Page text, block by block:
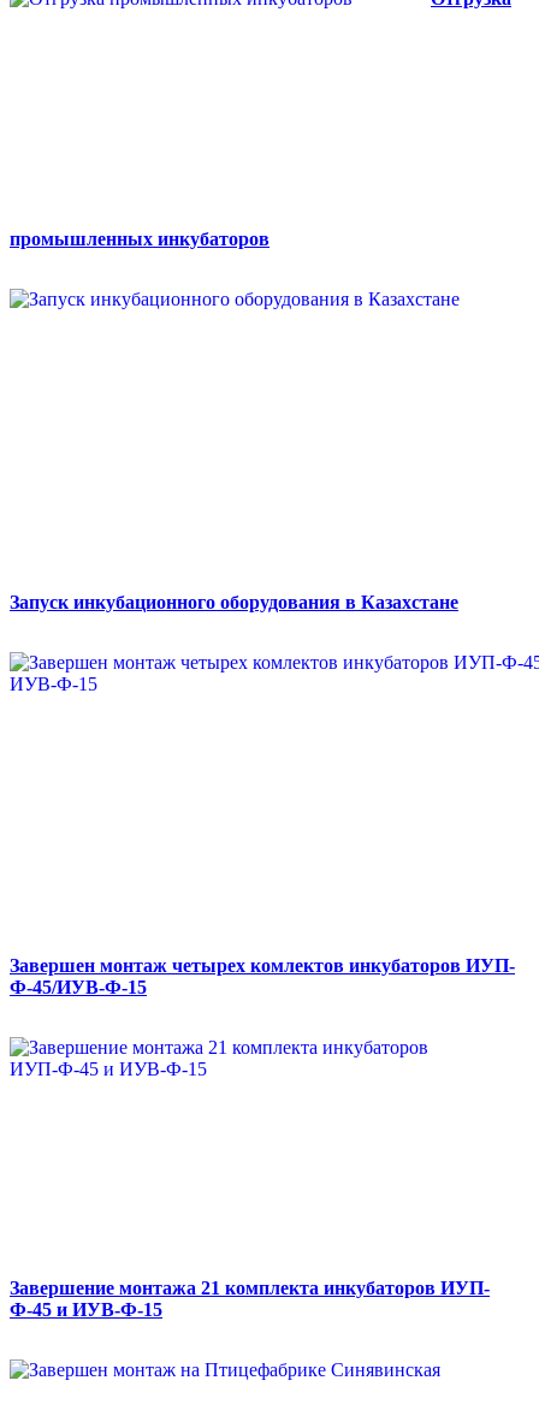
промышленных инкубаторов
Запуск инкубационного оборудования в Казахстане
Завершен монтаж четырех комлектов инкубаторов ИУП-
Ф-45/ИУВ-Ф-15
Завершение монтажа 21 комплекта инкубаторов ИУП-
Ф-45 и ИУВ-Ф-15